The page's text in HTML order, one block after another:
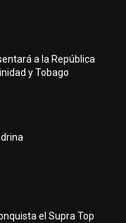
a la República
y Tobago
el Supra Top